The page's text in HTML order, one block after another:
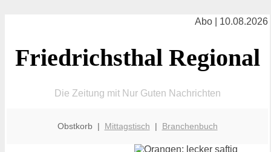
Abo | 10.08.2026
Friedrichsthal Regional
Die Zeitung mit Nur Guten Nachrichten
Obstkorb | Mittagstisch | Branchenbuch